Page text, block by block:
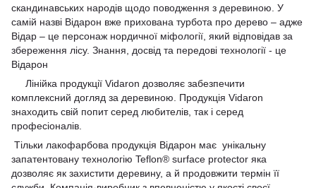
скандинавських народів щодо поводження з деревиною. У
самій назві Відарон вже прихована турбота про дерево – адже
Відар – це персонаж нордичної міфології, який відповідав за
збереження лісу. Знання, досвід та передові технології - це
Відарон
Лінійка продукції Vidaron дозволяє забезпечити
комплексний догляд за деревиною. Продукція Vidaron
знаходить свій попит серед любителів, так і серед
професіоналів.
Тільки лакофарбова продукція Відарон має унікальну
запатентовану технологію Teflon® surface protector яка
дозволяє як захистити деревину, а й продовжити термін її